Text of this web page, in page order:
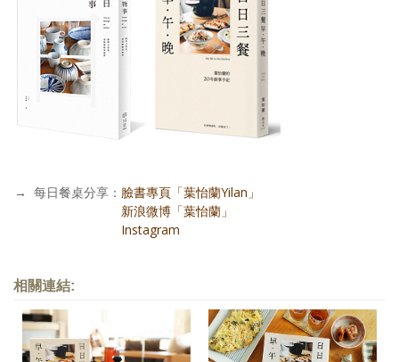
→ 每日餐桌分享： 臉書專頁「葉怡蘭Yilan」
新浪微博「葉怡蘭」
Instagram
相關連結: